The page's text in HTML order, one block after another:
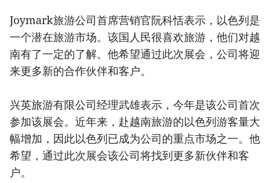
Joymark旅游公司首席营销官阮科恬表示，以色列是
一个潜在旅游市场。该国人民很喜欢旅游，他们对越
南有了一定的了解。他希望通过此次展会，公司将迎
来更多新的合作伙伴和客户。
兴英旅游有限公司经理武雄表示，今年是该公司首次
参加该展会。近年来，赴越南旅游的以色列游客量大
幅增加，因此以色列已成为公司的重点市场之一。他
希望，通过此次展会该公司将找到更多新伙伴和客
户。